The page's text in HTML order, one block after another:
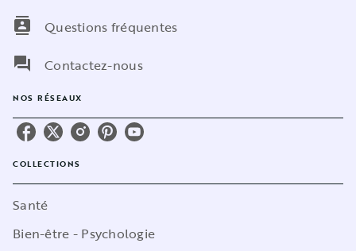
contacts
Questions fréquentes
question_answer
Contactez-nous
NOS RÉSEAUX
COLLECTIONS
Santé
Bien-être - Psychologie